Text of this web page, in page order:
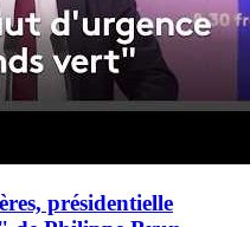
présidentielle